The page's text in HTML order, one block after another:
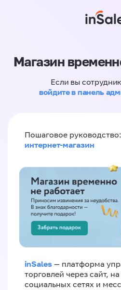
Магазин
Если вы
войдите в панель
Пошаговое руководство:
интернет-магазин
inSales — платформа
торговлей через сайт,
социальных сетях и